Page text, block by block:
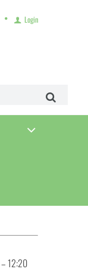
Login
–12:20